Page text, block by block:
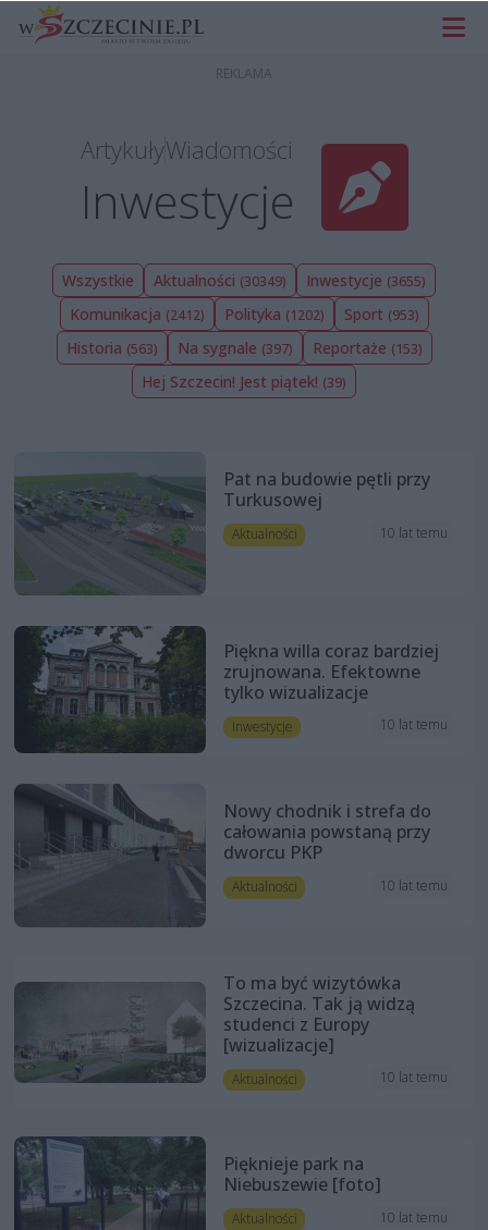
ArtykułyWiadomości
Inwestycje
Wszystkie Aktualności (30349) Inwestycje (3655)
Komunikacja (2412) Polityka (1202) Sport (953)
Historia (563) Na sygnale (397) Reportaże (153)
Hej Szczecin! Jest piątek! (39)
Pat na budowie pętli przy
Turkusowej
Aktualności 10 lat temu
Piękna willa coraz bardziej
zrujnowana. Efektowne
tylko wizualizacje
Inwestycje 10 lat temu
Nowy chodnik i strefa do
całowania powstaną przy
dworcu PKP
Aktualności 10 lat temu
To ma być wizytówka
Szczecina. Tak ją widzą
studenci z Europy
[wizualizacje]
Aktualności 10 lat temu
Pięknieje park na
Niebuszewie [foto]
Aktualności 10 lat temu